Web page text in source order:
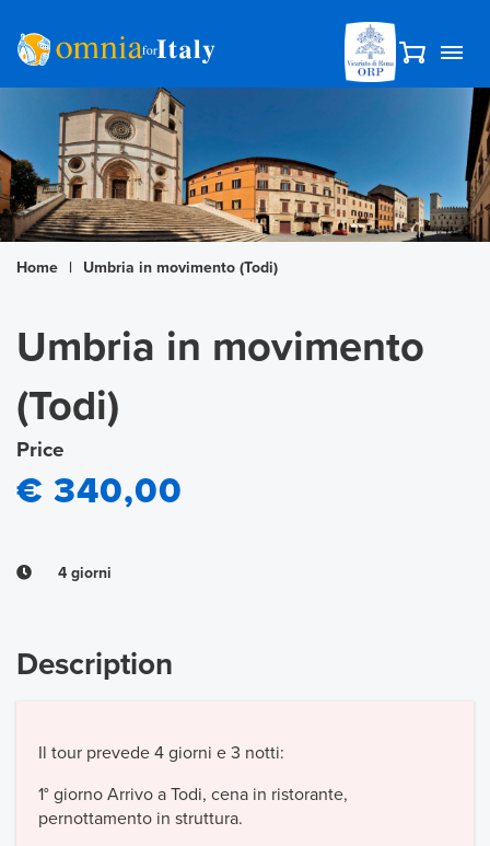
Home | Umbria in movimento (Todi)
Umbria in movimento
(Todi)
Price
€ 340,00
4 giorni
Description
Il tour prevede 4 giorni e 3 notti:
1° giorno Arrivo a Todi, cena in ristorante,
pernottamento in struttura.